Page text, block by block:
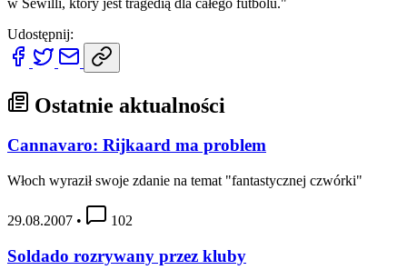
Udostępnij:
Ostatnie aktualności
Cannavaro: Rijkaard ma problem
Włoch wyraził swoje zdanie na temat "fantastycznej czwórki"
29.08.2007 • 102
Soldado rozrywany przez kluby